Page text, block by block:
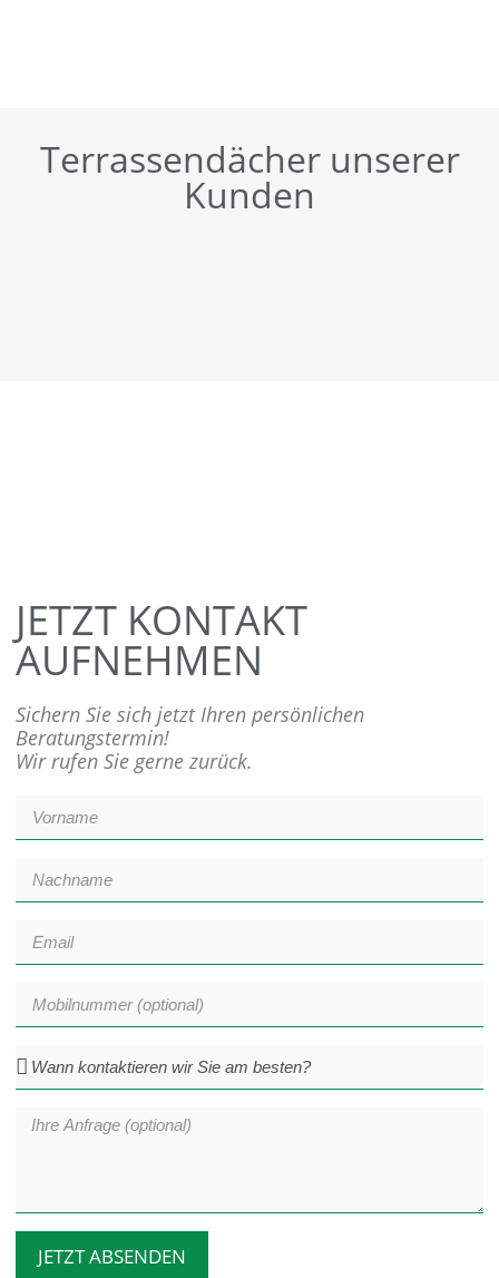
Terrassendächer unserer
Kunden
JETZT KONTAKT
AUFNEHMEN
Sichern Sie sich jetzt Ihren persönlichen
Beratungstermin!
Wir rufen Sie gerne zurück.
JETZT ABSENDEN